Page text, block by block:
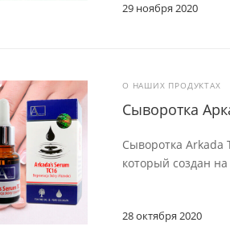
29 ноября 2020
О НАШИХ ПРОДУКТАХ
28 октября 2020
Сыворотка
Сыворотка Arkada
который создан